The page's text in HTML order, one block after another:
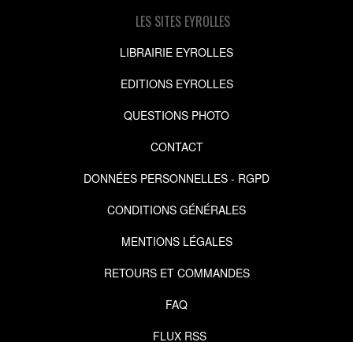
LES SITES EYROLLES
LIBRAIRIE EYROLLES
EDITIONS EYROLLES
QUESTIONS PHOTO
CONTACT
DONNÉES PERSONNELLES - RGPD
CONDITIONS GÉNÉRALES
MENTIONS LÉGALES
RETOURS ET COMMANDES
FAQ
FLUX RSS